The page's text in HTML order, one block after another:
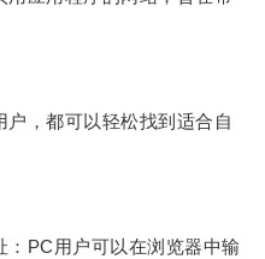
，都可以轻松找到适合自
PC用户可以在浏览器中输